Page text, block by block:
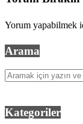
Yorum yapabilmek
Arama
Kategoriler